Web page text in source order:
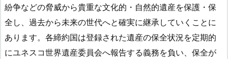
紛争などの脅威から貴重な文化的・自然的遺産を保護・保
全し、過去から未来の世代へと確実に継承していくことに
あります。各締約国は登録された遺産の保全状況を定期的
にユネスコ世界遺産委員会へ報告する義務を負い、保全が